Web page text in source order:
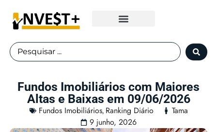
Fundos Imobiliários com Maiores
Altas e Baixas em 09/06/2026
Fundos Imobiliários, Ranking Diário
Tama
9 junho, 2026